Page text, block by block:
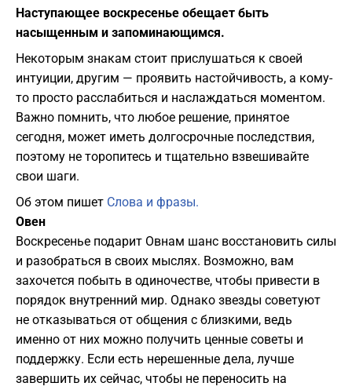
Наступающее воскресенье обещает быть
насыщенным и запоминающимся.
Некоторым знакам стоит прислушаться к своей
интуиции, другим — проявить настойчивость, а кому-
то просто расслабиться и наслаждаться моментом.
Важно помнить, что любое решение, принятое
сегодня, может иметь долгосрочные последствия,
поэтому не торопитесь и тщательно взвешивайте
свои шаги.
Об этом пишет Слова и фразы.
Овен
Воскресенье подарит Овнам шанс восстановить силы
и разобраться в своих мыслях. Возможно, вам
захочется побыть в одиночестве, чтобы привести в
порядок внутренний мир. Однако звезды советуют
не отказываться от общения с близкими, ведь
именно от них можно получить ценные советы и
поддержку. Если есть нерешенные дела, лучше
завершить их сейчас, чтобы не переносить на